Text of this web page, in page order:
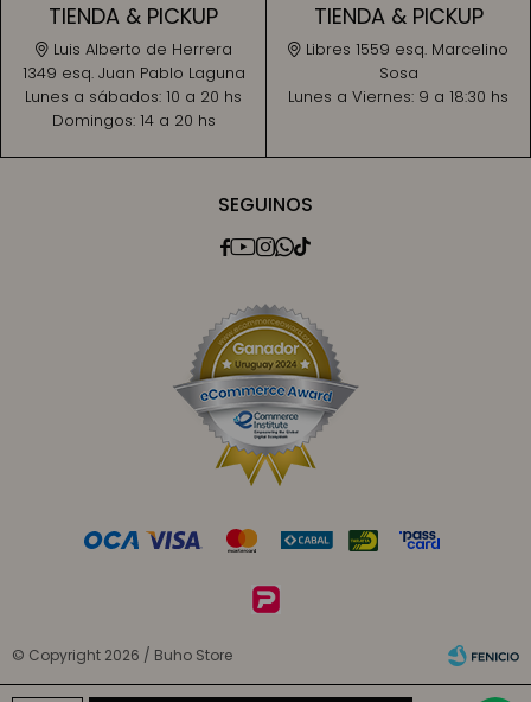
SEGUINOS

TIENDA & PICKUP
Luis Alberto de Herrera
1349 esq. Juan Pablo Laguna
Lunes a sábados: 10 a 20 hs
Domingos: 14 a 20 hs
TIENDA & PICKUP
Libres 1559 esq. Marcelino
Sosa
Lunes a Viernes: 9 a 18:30 hs
© Copyright 2026 / Buho Store